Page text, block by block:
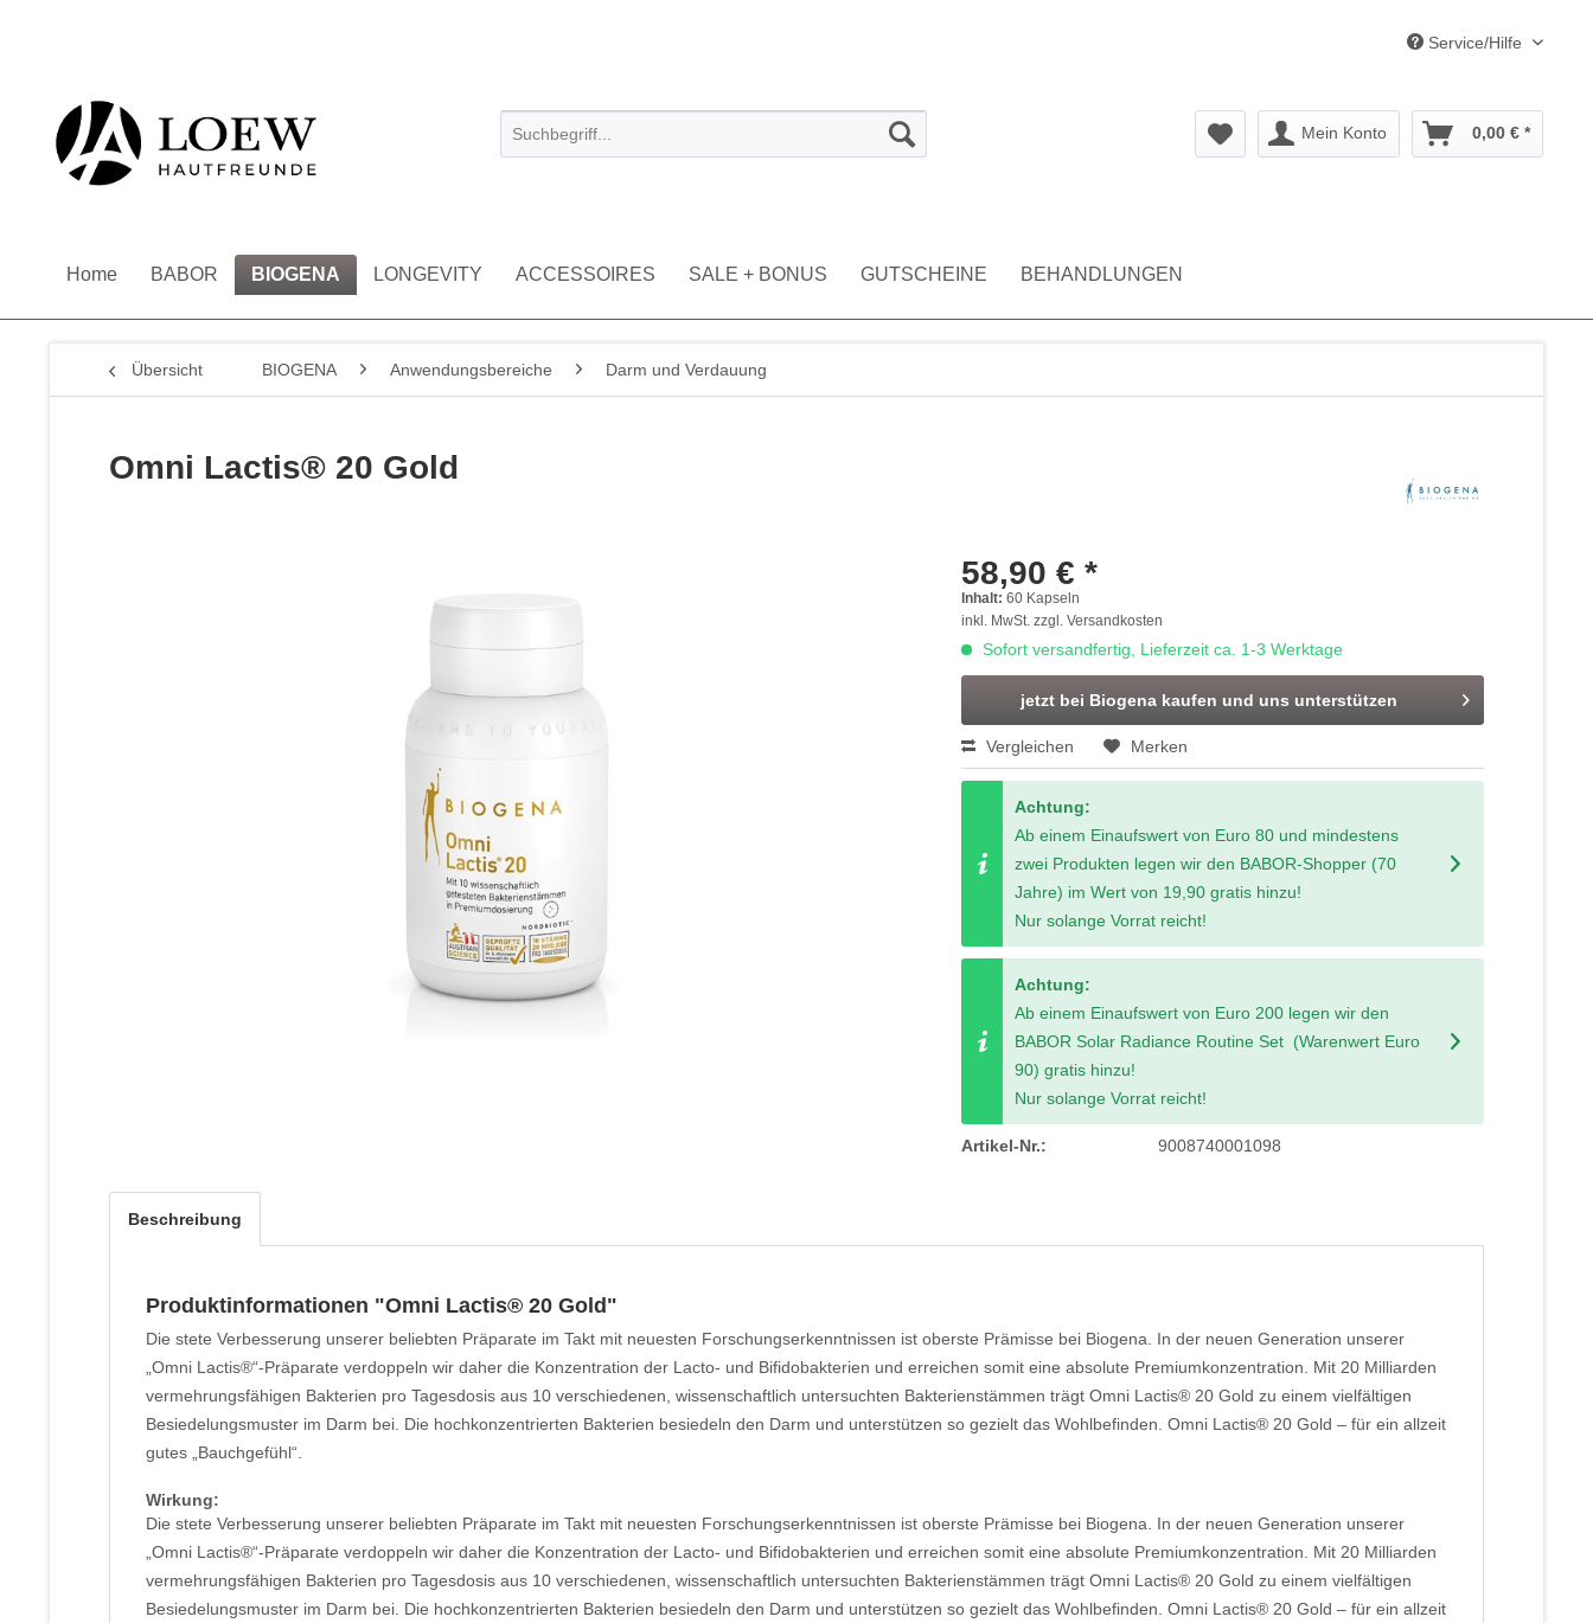
Service/Hilfe
Mein Konto 0,00 € *
Home BABOR BIOGENA LONGEVITY ACCESSOIRES SALE + BONUS GUTSCHEINE BEHANDLUNGEN
Übersicht BIOGENA Anwendungsbereiche Darm und Verdauung
Omni Lactis® 20 Gold
58,90 € *
Inhalt:60 Kapseln
inkl. MwSt.zzgl. Versandkosten
Sofort versandfertig, Lieferzeit ca. 1-3 Werktage
jetzt bei Biogena kaufen und uns unterstützen
Vergleichen Merken
Achtung:
Ab einem Einaufswert von Euro 80 und mindestens
zwei Produkten legen wir den BABOR-Shopper (70
Jahre) im Wert von 19,90 gratis hinzu!
Nur solange Vorrat reicht!
Achtung:
Ab einem Einaufswert von Euro 200 legen wir den
BABOR Solar Radiance Routine Set (Warenwert Euro
90) gratis hinzu!
Nur solange Vorrat reicht!
Artikel-Nr.: 9008740001098
Beschreibung
Produktinformationen "Omni Lactis® 20 Gold"
Die stete Verbesserung unserer beliebten Präparate im Takt mit neuesten Forschungserkenntnissen ist oberste Prämisse bei Biogena. In der neuen Generation unserer
„Omni Lactis®“-Präparate verdoppeln wir daher die Konzentration der Lacto- und Bifidobakterien und erreichen somit eine absolute Premiumkonzentration. Mit 20 Milliarden
vermehrungsfähigen Bakterien pro Tagesdosis aus 10 verschiedenen, wissenschaftlich untersuchten Bakterienstämmen trägt Omni Lactis® 20 Gold zu einem vielfältigen
Besiedelungsmuster im Darm bei. Die hochkonzentrierten Bakterien besiedeln den Darm und unterstützen so gezielt das Wohlbefinden. Omni Lactis® 20 Gold – für ein allzeit
gutes „Bauchgefühl“.
Wirkung:
Die stete Verbesserung unserer beliebten Präparate im Takt mit neuesten Forschungserkenntnissen ist oberste Prämisse bei Biogena. In der neuen Generation unserer
„Omni Lactis®“-Präparate verdoppeln wir daher die Konzentration der Lacto- und Bifidobakterien und erreichen somit eine absolute Premiumkonzentration. Mit 20 Milliarden
vermehrungsfähigen Bakterien pro Tagesdosis aus 10 verschiedenen, wissenschaftlich untersuchten Bakterienstämmen trägt Omni Lactis® 20 Gold zu einem vielfältigen
Besiedelungsmuster im Darm bei. Die hochkonzentrierten Bakterien besiedeln den Darm und unterstützen so gezielt das Wohlbefinden. Omni Lactis® 20 Gold – für ein allzeit